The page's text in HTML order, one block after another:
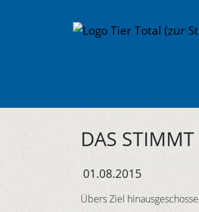
DAS
01.08.2015
Übers Ziel